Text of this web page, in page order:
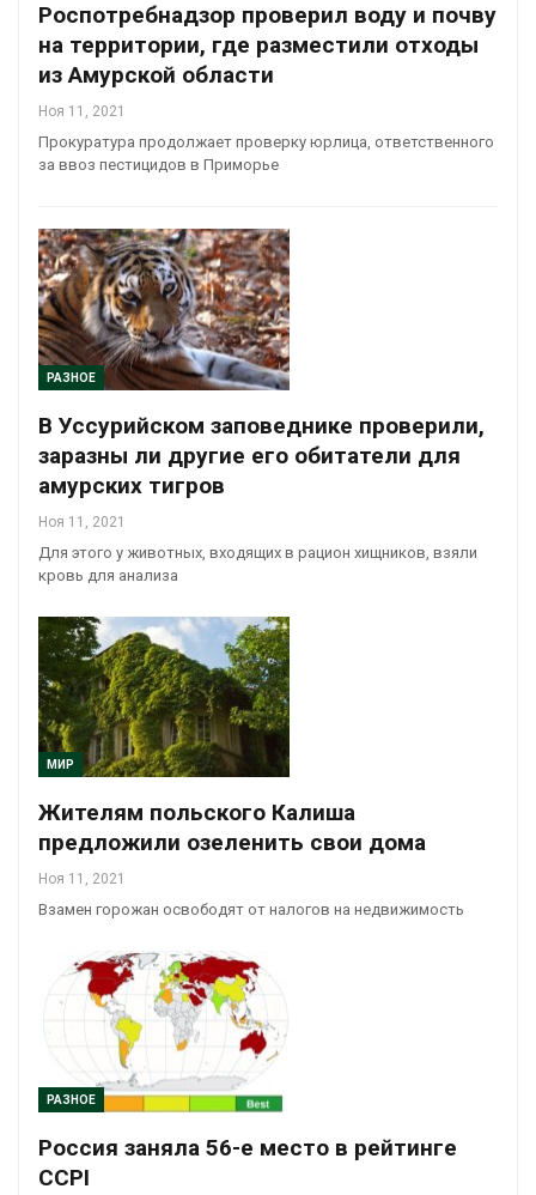
Роспотребнадзор проверил воду и почву
на территории, где разместили отходы
из Амурской области
Ноя 11, 2021
Прокуратура продолжает проверку юрлица, ответственного
за ввоз пестицидов в Приморье
РАЗНОЕ
В Уссурийском заповеднике проверили,
заразны ли другие его обитатели для
амурских тигров
Ноя 11, 2021
Для этого у животных, входящих в рацион хищников, взяли
кровь для анализа
МИР
Жителям польского Калиша
предложили озеленить свои дома
Ноя 11, 2021
Взамен горожан освободят от налогов на недвижимость
РАЗНОЕ
Россия заняла 56-е место в рейтинге
CCPI